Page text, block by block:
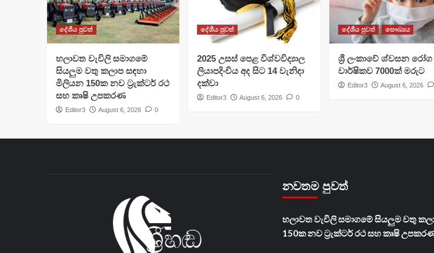
දේශීය පුවත්
හලාවත වැවිලි සමාගමේ
සියලුම වතු කලාප සඳහා
මිලියන 150ක නව ට්‍රැක්ටර් රථ
සහ කෘෂි උපකරණ
Editor3 August 6, 2026 0
දේශීය පුවත්
​2025 උසස් පෙළ විශ්වවිද්‍යාල
ලියාපදිංචිය අද සිට 14 වැනිදා
දක්වා
Editor3 August 6, 2026 0
දේශීය පුවත් සෞඛ්‍යය
ශ්‍රී ලංකාවේ ශ්වසන රෝග
වාර්ෂිකව 7000ක් මරුට
Editor3 August 6, 2026
නවතම පුවත්
හලාවත වැවිලි සමාගමේ සියලුම වතු
150ක නව ට්‍රැක්ටර් රථ සහ කෘෂි